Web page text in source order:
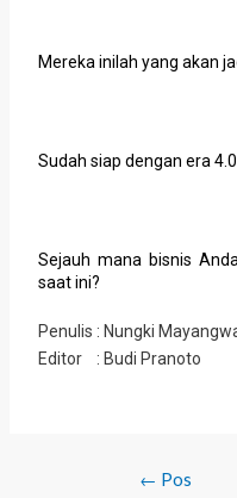
Mereka inilah yang akan
Sudah siap dengan era
Sejauh mana bisnis
saat ini?
Penulis : Nungki
Editor : Budi Pranoto
← Pos